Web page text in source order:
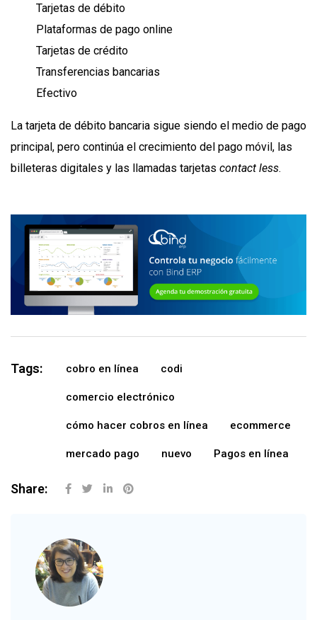
Tarjetas de débito
Plataformas de pago online
Tarjetas de crédito
Transferencias bancarias
Efectivo
La tarjeta de débito bancaria sigue siendo el medio de pago
principal, pero continúa el crecimiento del pago móvil, las
billeteras digitales y las llamadas tarjetas contact less.
Tags: cobro en línea codi
comercio electrónico
cómo hacer cobros en línea ecommerce
mercado pago nuevo Pagos en línea
Share: